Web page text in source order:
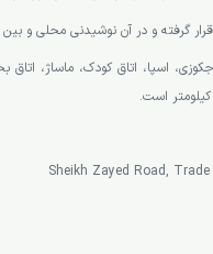
اسپا، اتاق کودک، ماساژ،
است.